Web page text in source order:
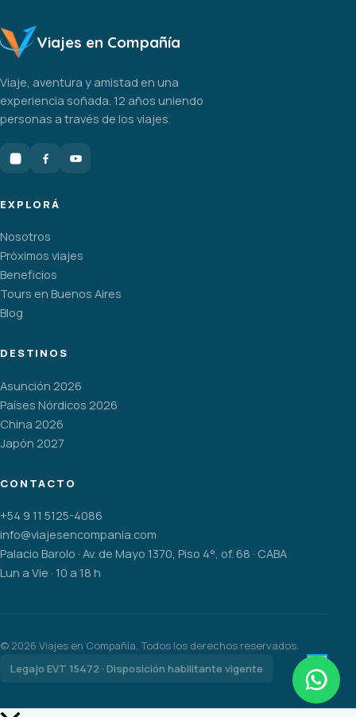
Viajes en Compañía
Viaje, aventura y amistad en una
experiencia soñada. 12 años uniendo
personas a través de los viajes.
EXPLORÁ
Nosotros
Próximos viajes
Beneficios
Tours en Buenos Aires
Blog
DESTINOS
Asunción 2026
Países Nórdicos 2026
China 2026
Japón 2027
CONTACTO
+54 9 11 5125-4086
info@viajesencompania.com
Palacio Barolo · Av. de Mayo 1370, Piso 4°, of. 68 · CABA
Lun a Vie · 10 a 18 h
© 2026 Viajes en Compañía. Todos los derechos reservados.
Legajo EVT 15472 · Disposición habilitante vigente